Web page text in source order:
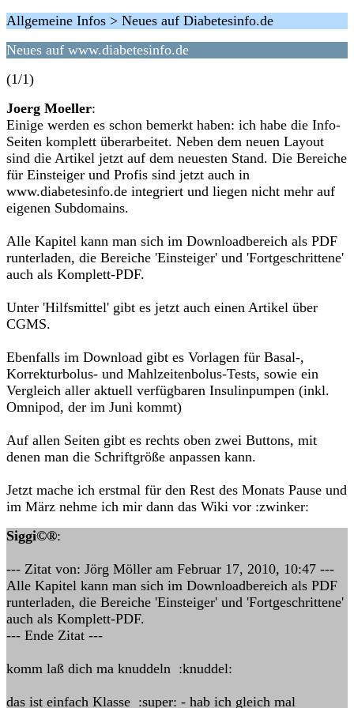
Allgemeine Infos > Neues auf Diabetesinfo.de
Neues auf www.diabetesinfo.de
(1/1)
Joerg Moeller:
Einige werden es schon bemerkt haben: ich habe die Info-
Seiten komplett überarbeitet. Neben dem neuen Layout
sind die Artikel jetzt auf dem neuesten Stand. Die Bereiche
für Einsteiger und Profis sind jetzt auch in
www.diabetesinfo.de integriert und liegen nicht mehr auf
eigenen Subdomains.
Alle Kapitel kann man sich im Downloadbereich als PDF
runterladen, die Bereiche 'Einsteiger' und 'Fortgeschrittene'
auch als Komplett-PDF.
Unter 'Hilfsmittel' gibt es jetzt auch einen Artikel über
CGMS.
Ebenfalls im Download gibt es Vorlagen für Basal-,
Korrekturbolus- und Mahlzeitenbolus-Tests, sowie ein
Vergleich aller aktuell verfügbaren Insulinpumpen (inkl.
Omnipod, der im Juni kommt)
Auf allen Seiten gibt es rechts oben zwei Buttons, mit
denen man die Schriftgröße anpassen kann.
Jetzt mache ich erstmal für den Rest des Monats Pause und
im März nehme ich mir dann das Wiki vor :zwinker:
Siggi©®:
--- Zitat von: Jörg Möller am Februar 17, 2010, 10:47 ---
Alle Kapitel kann man sich im Downloadbereich als PDF
runterladen, die Bereiche 'Einsteiger' und 'Fortgeschrittene'
auch als Komplett-PDF.
--- Ende Zitat ---
komm laß dich ma knuddeln :knuddel:
das ist einfach Klasse :super: - hab ich gleich mal